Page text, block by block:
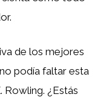
de los mejores
podía faltar esta
Rowling. ¿Estás